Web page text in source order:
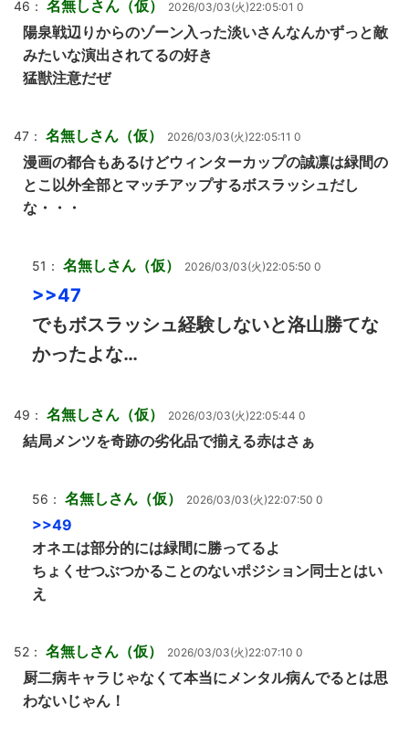
46： 名無しさん（仮） 2026/03/03(火)22:05:01 0
陽泉戦辺りからのゾーン入った淡いさんなんかずっと敵
みたいな演出されてるの好き
猛獣注意だぜ
47： 名無しさん（仮） 2026/03/03(火)22:05:11 0
漫画の都合もあるけどウィンターカップの誠凛は緑間の
とこ以外全部とマッチアップするボスラッシュだし
な・・・
51： 名無しさん（仮） 2026/03/03(火)22:05:50 0
>>47
でもボスラッシュ経験しないと洛山勝てな
かったよな…
49： 名無しさん（仮） 2026/03/03(火)22:05:44 0
結局メンツを奇跡の劣化品で揃える赤はさぁ
56： 名無しさん（仮） 2026/03/03(火)22:07:50 0
>>49
オネエは部分的には緑間に勝ってるよ
ちょくせつぶつかることのないポジション同士とはい
え
52： 名無しさん（仮） 2026/03/03(火)22:07:10 0
厨二病キャラじゃなくて本当にメンタル病んでるとは思
わないじゃん！